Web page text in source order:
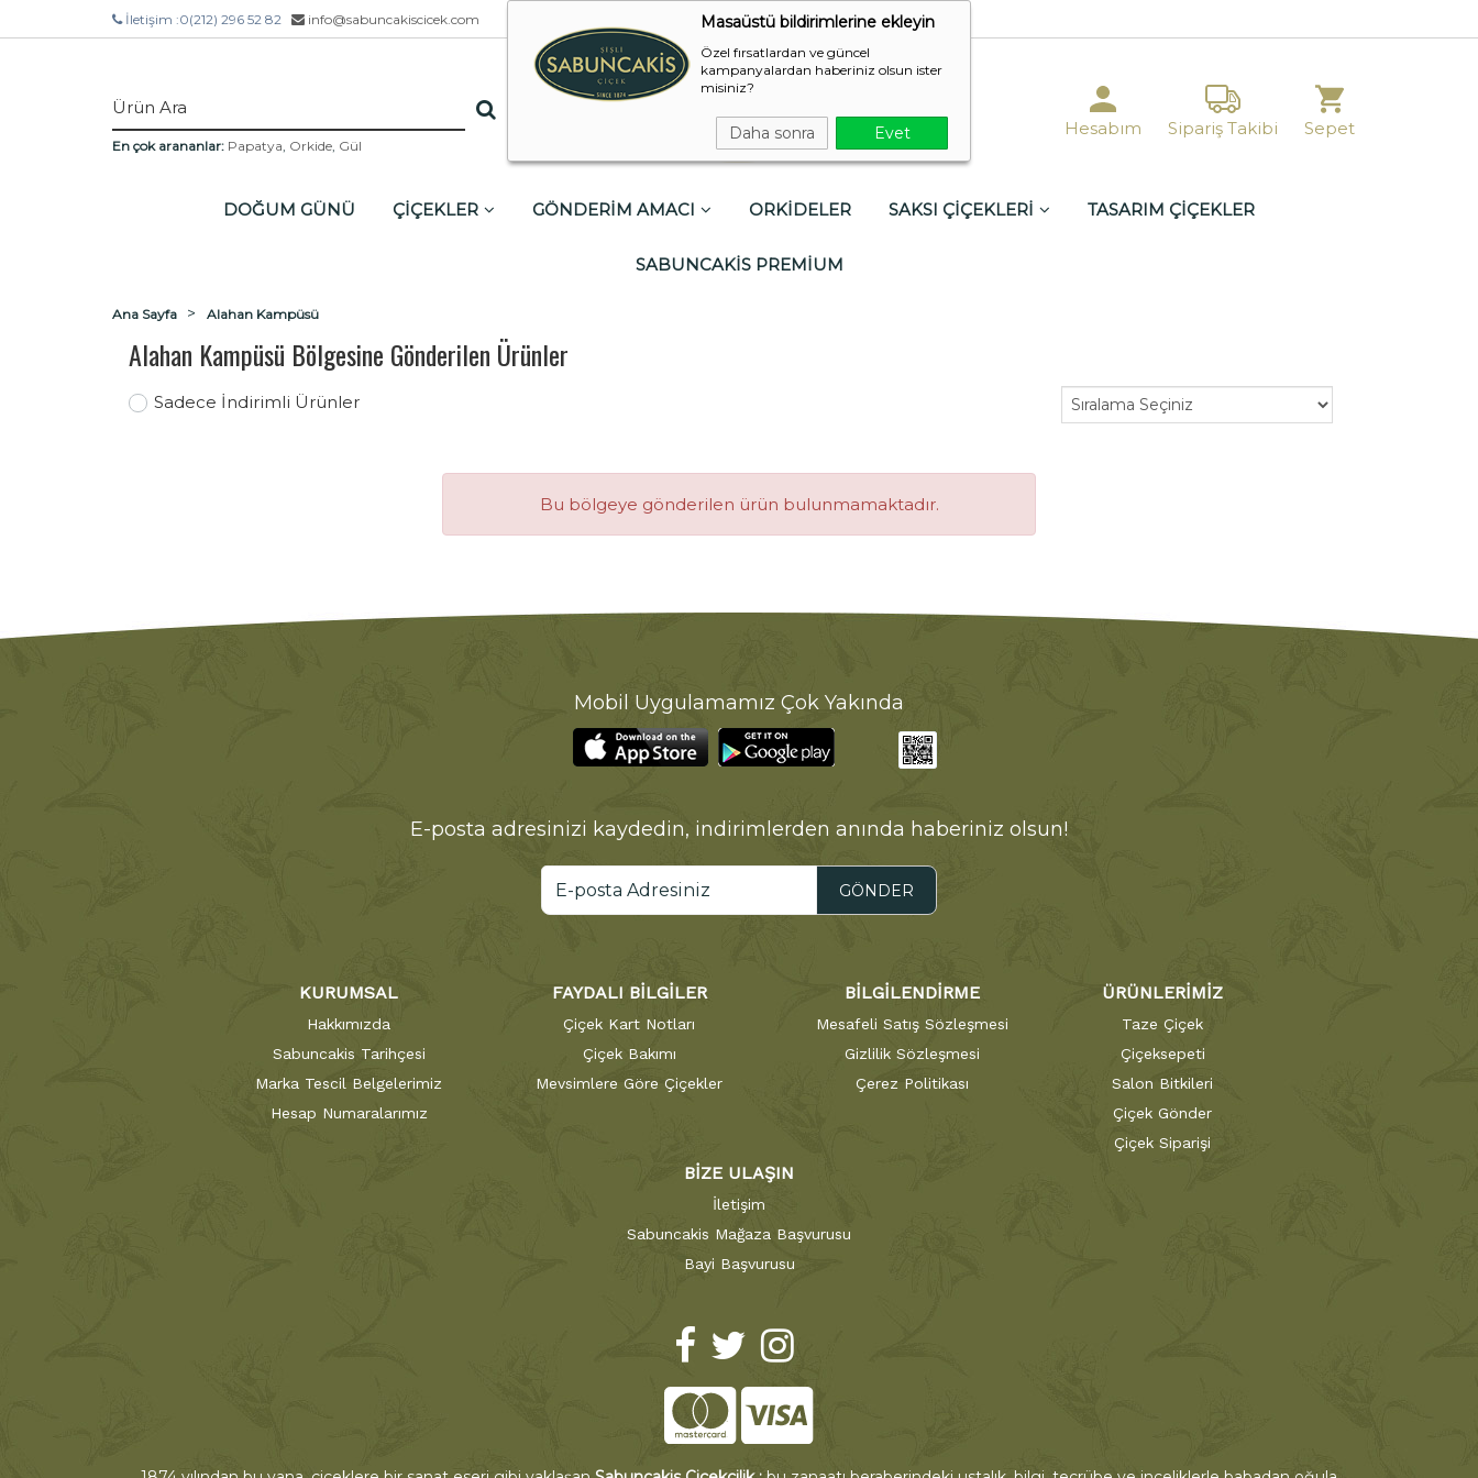
Masaüstü bildirimlerine ekleyin
Özel fırsatlardan ve güncel
kampanyalardan haberiniz olsun ister
misiniz?
Daha sonra Evet
İletişim :0(212) 296 52 82 info@sabuncakiscicek.com
En çok arananlar: Papatya, Orkide, Gül
Hesabım Sipariş Takibi Sepet
DOĞUM GÜNÜ ÇİÇEKLER GÖNDERİM AMACI ORKİDELER SAKSI ÇİÇEKLERİ TASARIM ÇİÇEKLER
SABUNCAKİS PREMİUM
Ana Sayfa Alahan Kampüsü
Alahan Kampüsü Bölgesine Gönderilen Ürünler
Sadece İndirimli Ürünler
Bu bölgeye gönderilen ürün bulunmamaktadır.
Mobil Uygulamamız Çok Yakında
E-posta adresinizi kaydedin, indirimlerden anında haberiniz olsun!
GÖNDER
KURUMSAL
Hakkımızda
Sabuncakis Tarihçesi
Marka Tescil Belgelerimiz
Hesap Numaralarımız
FAYDALI BİLGİLER
Çiçek Kart Notları
Çiçek Bakımı
Mevsimlere Göre Çiçekler
BİLGİLENDİRME
Mesafeli Satış Sözleşmesi
Gizlilik Sözleşmesi
Çerez Politikası
ÜRÜNLERİMİZ
Taze Çiçek
Çiçeksepeti
Salon Bitkileri
Çiçek Gönder
Çiçek Siparişi
BİZE ULAŞIN
İletişim
Sabuncakis Mağaza Başvurusu
Bayi Başvurusu